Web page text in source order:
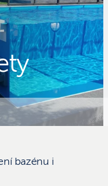
bazénu i